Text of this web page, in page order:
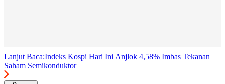
Lanjut Baca:Indeks Kospi Hari Ini Anjlok 4,58% Imbas Tekanan
Saham Semikonduktor